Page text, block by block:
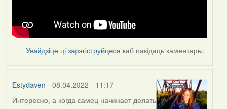
Увайдзіце цізарэгіструйцеся каб пакідаць каментары.
Estydaven - 08.04.2022 - 11:17
Интересно, а когда самец начинает делать